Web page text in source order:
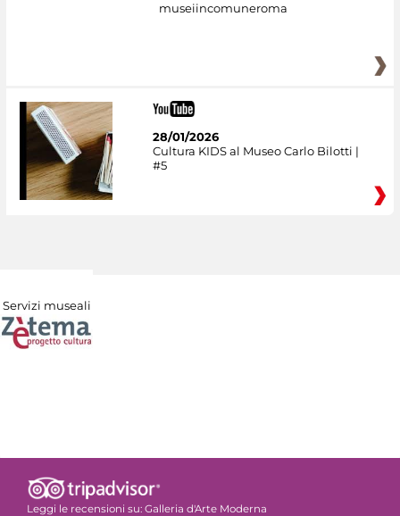
museiincomuneroma
28/01/2026
Cultura KIDS al Museo Carlo Bilotti |
#5
Servizi museali
Leggi le recensioni su: Galleria d'Arte Moderna